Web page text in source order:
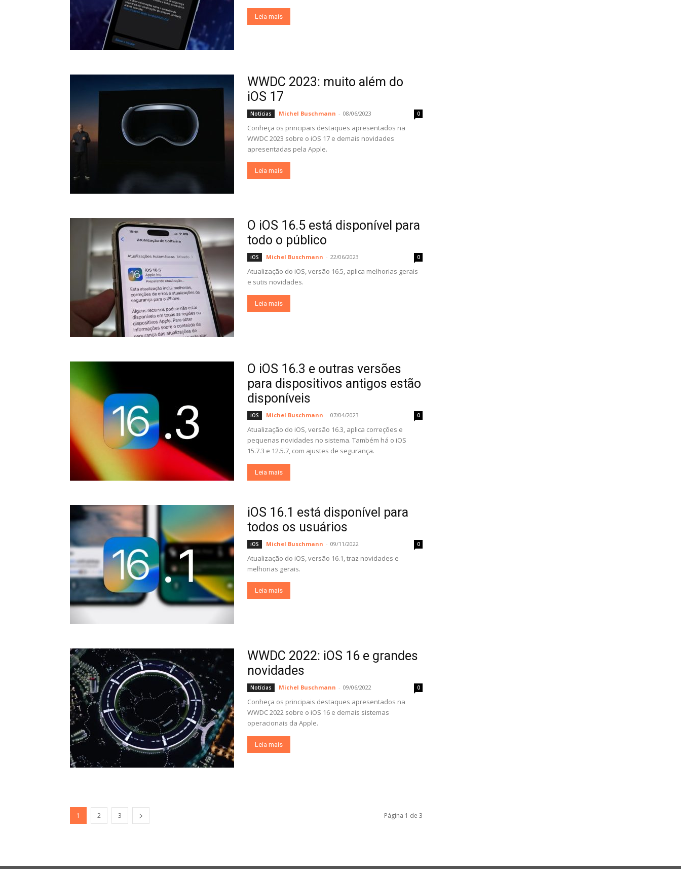
Leia mais
WWDC 2023: muito além do
iOS 17
Notícias Michel Buschmann - 08/06/2023 0
Conheça os principais destaques apresentados na
WWDC 2023 sobre o iOS 17 e demais novidades
apresentadas pela Apple.
Leia mais
O iOS 16.5 está disponível para
todo o público
iOS Michel Buschmann - 22/06/2023 0
Atualização do iOS, versão 16.5, aplica melhorias gerais
e sutis novidades.
Leia mais
O iOS 16.3 e outras versões
para dispositivos antigos estão
disponíveis
iOS Michel Buschmann - 07/04/2023 0
Atualização do iOS, versão 16.3, aplica correções e
pequenas novidades no sistema. Também há o iOS
15.7.3 e 12.5.7, com ajustes de segurança.
Leia mais
iOS 16.1 está disponível para
todos os usuários
iOS Michel Buschmann - 09/11/2022 0
Atualização do iOS, versão 16.1, traz novidades e
melhorias gerais.
Leia mais
WWDC 2022: iOS 16 e grandes
novidades
Notícias Michel Buschmann - 09/06/2022 0
Conheça os principais destaques apresentados na
WWDC 2022 sobre o iOS 16 e demais sistemas
operacionais da Apple.
Leia mais
1 2 3 Página 1 de 3